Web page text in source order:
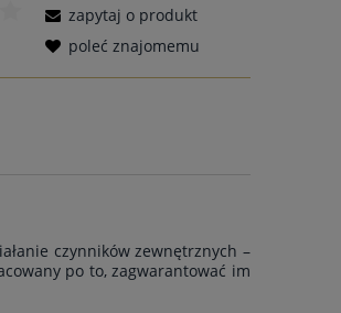
zapytaj o produkt
poleć znajomemu
czynników zewnętrznych –
po to, zagwarantować im